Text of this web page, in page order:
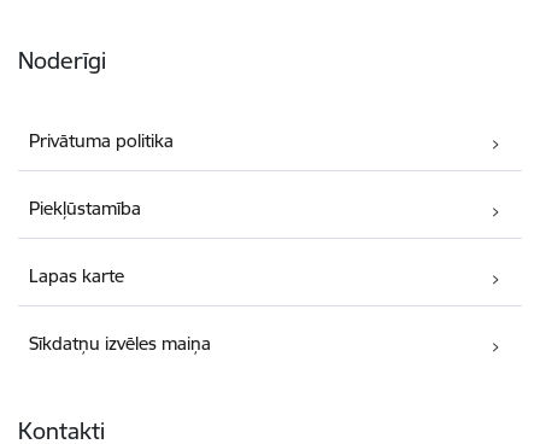
Noderīgi
Privātuma politika
Piekļūstamība
Lapas karte
Sīkdatņu izvēles maiņa
Kontakti